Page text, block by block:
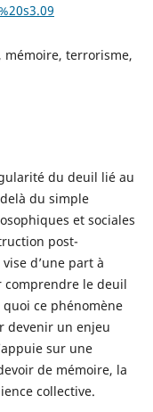
mémoire, terrorisme,
du deuil lié au
du simple
et sociales
post-
d’une part à
le deuil
ce phénomène
devenir un enjeu
sur une
de mémoire, la
collective.